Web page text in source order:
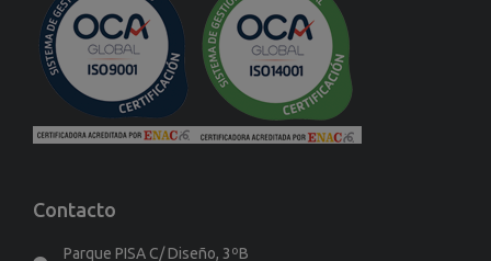
Contacto
Parque PISA C/ Diseño, 3ºB